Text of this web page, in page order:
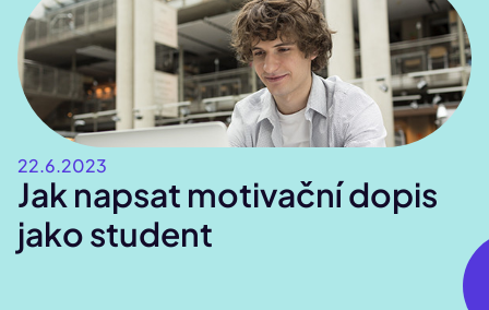
22.6.2023
Jak napsat motivační dopis
jako student